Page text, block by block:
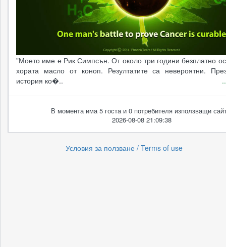
"Моето име е Рик Симпсън. От около три години безплатно
хората масло от коноп. Резултатите са невероятни.
история ко�..
В момента има 5 госта и 0 потребителя използващи
2026-08-08 21:09:38
Условия за ползване / Terms of use